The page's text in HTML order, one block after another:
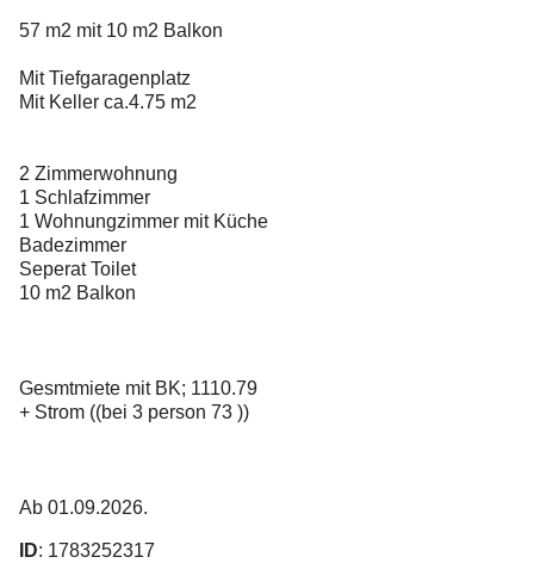
57 m2 mit 10 m2 Balkon
Mit Tiefgaragenplatz
Mit Keller ca.4.75 m2
2 Zimmerwohnung
1 Schlafzimmer
1 Wohnungzimmer mit Küche
Badezimmer
Seperat Toilet
10 m2 Balkon
Gesmtmiete mit BK; 1110.79
+ Strom ((bei 3 person 73 ))
Ab 01.09.2026.
ID: 1783252317